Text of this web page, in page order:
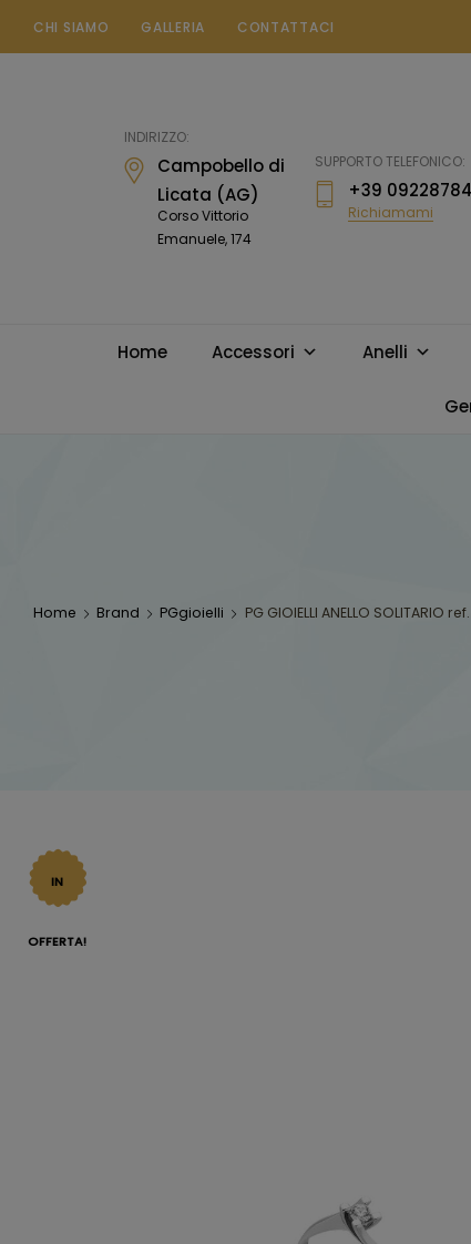
CHI SIAMO GALLERIA CONTATTACI
INDIRIZZO:
Campobello di
Licata (AG)
Corso Vittorio
Emanuele, 174
SUPPORTO TELEFONICO:
+39
Richiamami
Home Accessori Anelli
Home Brand PGgioielli PG GIOIELLI ANELLO SOLITARIO
IN
OFFERTA!